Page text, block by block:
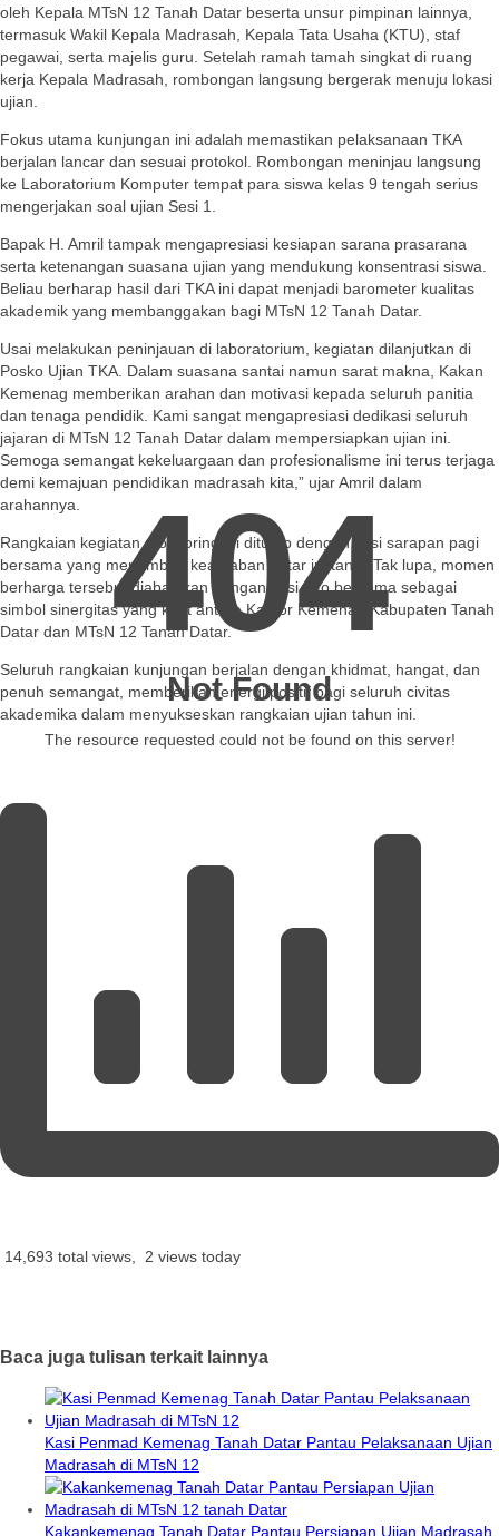
oleh Kepala MTsN 12 Tanah Datar beserta unsur pimpinan lainnya,
termasuk Wakil Kepala Madrasah, Kepala Tata Usaha (KTU), staf
pegawai, serta majelis guru. Setelah ramah tamah singkat di ruang
kerja Kepala Madrasah, rombongan langsung bergerak menuju lokasi
ujian.
Fokus utama kunjungan ini adalah memastikan pelaksanaan TKA
berjalan lancar dan sesuai protokol. Rombongan meninjau langsung
ke Laboratorium Komputer tempat para siswa kelas 9 tengah serius
mengerjakan soal ujian Sesi 1.
Bapak H. Amril tampak mengapresiasi kesiapan sarana prasarana
serta ketenangan suasana ujian yang mendukung konsentrasi siswa.
Beliau berharap hasil dari TKA ini dapat menjadi barometer kualitas
akademik yang membanggakan bagi MTsN 12 Tanah Datar.
Usai melakukan peninjauan di laboratorium, kegiatan dilanjutkan di
Posko Ujian TKA. Dalam suasana santai namun sarat makna, Kakan
Kemenag memberikan arahan dan motivasi kepada seluruh panitia
dan tenaga pendidik. Kami sangat mengapresiasi dedikasi seluruh
jajaran di MTsN 12 Tanah Datar dalam mempersiapkan ujian ini.
Semoga semangat kekeluargaan dan profesionalisme ini terus terjaga
demi kemajuan pendidikan madrasah kita,” ujar Amril dalam
arahannya.
Rangkaian kegiatan monitoring ini ditutup dengan sesi sarapan pagi
bersama yang menambah keakraban antar instansi. Tak lupa, momen
berharga tersebut diabadikan dengan sesi foto bersama sebagai
simbol sinergitas yang kuat antara Kantor Kemenag Kabupaten Tanah
Datar dan MTsN 12 Tanah Datar.
Seluruh rangkaian kunjungan berjalan dengan khidmat, hangat, dan
penuh semangat, memberikan energi positif bagi seluruh civitas
akademika dalam menyukseskan rangkaian ujian tahun ini.
14,693 total views, 2 views today
Baca juga tulisan terkait lainnya
Kasi Penmad Kemenag Tanah Datar Pantau Pelaksanaan Ujian
Madrasah di MTsN 12
Kakankemenag Tanah Datar Pantau Persiapan Ujian Madrasah
404
Not Found
The resource requested could not be found on this server!